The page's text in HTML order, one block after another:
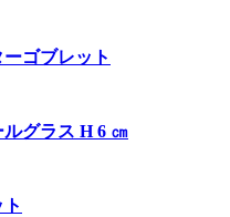
ゴブレット
グラス H 6 ㎝